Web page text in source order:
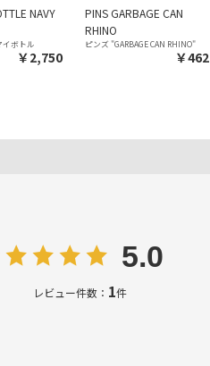
NAVY
ボトル
￥2,750
PINS GARBAGE CAN
RHINO
ピンズ "GARBAGE CAN RHINO"
￥462
5.0
レビュー件数： 1件